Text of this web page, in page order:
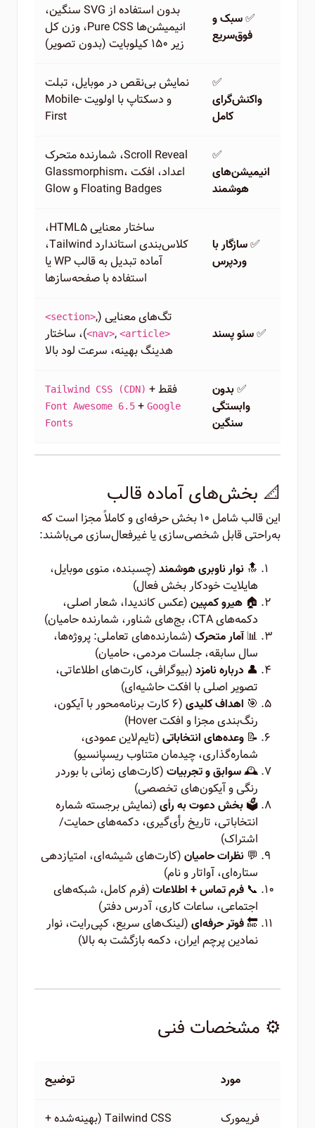
✅سبک و
فوق‌سریع
بدون استفاده از SVG سنگین،
انیمیشن‌ها Pure CSS، وزن کل
زیر ۱۵۰ کیلوبایت (بدون تصویر)
✅
واکنش‌گرای
کامل
نمایش بی‌نقص در موبایل، تبلت
و دسکتاپ با اولویت Mobile-
First
✅
انیمیشن‌های
هوشمند
Scroll Reveal، شمارنده متحرک
اعداد، افکت Glassmorphism،
Floating Badges و Glow
✅سازگار با
وردپرس
ساختار معنایی HTML5،
کلاس‌بندی استاندارد Tailwind،
آماده تبدیل به قالب WP یا
استفاده با صفحه‌سازها
✅سئو پسند
تگ‌های معنایی (<section>,
<nav>, <article>
)، ساختار
هدینگ بهینه، سرعت لود بالا
✅بدون
وابستگی
سنگین
فقط Tailwind CSS (CDN) +
Font Awesome 6.5 + Google
Fonts
📐 بخش‌های آماده قالب
این قالب شامل ۱۰ بخش حرفه‌ای و کاملاً مجزا است که
به‌راحتی قابل شخصی‌سازی یا غیرفعال‌سازی می‌باشند:
🔝 نوار ناوبری هوشمند(چسبنده، منوی موبایل،
هایلایت خودکار بخش فعال)
🏠 هیرو کمپین(عکس کاندیدا، شعار اصلی،
دکمه‌های CTA، بج‌های شناور، شمارنده حامیان)
📊آمار متحرک(شمارنده‌های تعاملی: پروژه‌ها،
سال سابقه، جلسات مردمی، حامیان)
👤 درباره نامزد(بیوگرافی، کارت‌های اطلاعاتی،
تصویر اصلی با افکت حاشیه‌ای)
🎯 اهداف کلیدی
(۶ کارت برنامه‌محور با آیکون،
رنگ‌بندی مجزا و افکت Hover)
📝 وعده‌های انتخاباتی(تایم‌لاین عمودی،
شماره‌گذاری، چیدمان متناوب ریسپانسیو)
🕰️سوابق و تجربیات(کارت‌های زمانی با بوردر
رنگی و آیکون‌های تخصصی)
🗳️بخش دعوت به رأی(نمایش برجسته شماره
انتخاباتی، تاریخ رأی‌گیری، دکمه‌های حمایت/
اشتراک)
💬 نظرات حامیان(کارت‌های شیشه‌ای، امتیازدهی
ستاره‌ای، آواتار و نام)
📞 فرم تماس + اطلاعات(فرم کامل، شبکه‌های
اجتماعی، ساعات کاری، آدرس دفتر)
🔚فوتر حرفه‌ای(لینک‌های سریع، کپی‌رایت، نوار
نمادین پرچم ایران، دکمه بازگشت به بالا)
⚙️ مشخصات فنی
مورد توضیح
فریمورک
Tailwind CSS (بهینه‌شده +